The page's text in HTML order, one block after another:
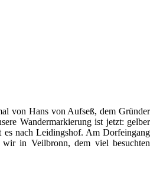
von Hans von Aufseß, dem Gründer
Wandermarkierung ist jetzt: gelber
nach Leidingshof. Am Dorfeingang
wir in Veilbronn, dem viel besuchten